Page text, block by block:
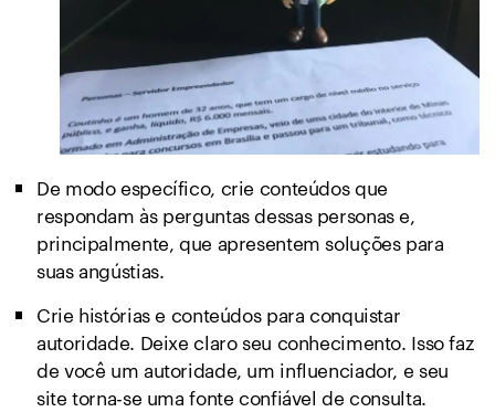
De modo específico, crie conteúdos que
respondam às perguntas dessas personas e,
principalmente, que apresentem soluções para
suas angústias.
Crie histórias e conteúdos para conquistar
autoridade. Deixe claro seu conhecimento. Isso faz
de você um autoridade, um influenciador, e seu
site torna-se uma fonte confiável de consulta.